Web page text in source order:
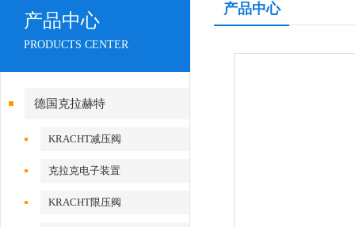
产品中心
PRODUCTS CENTER
德国克拉赫特
KRACHT减压阀
克拉克电子装置
KRACHT限压阀
产品中心